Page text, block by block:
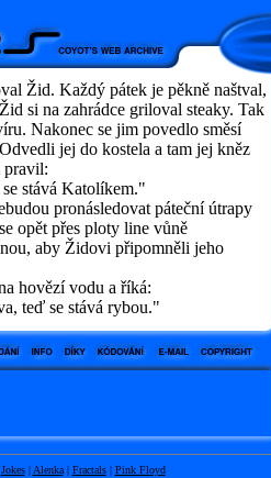
Žid. Každý pátek je pěkně naštval,
si na zahrádce griloval steaky. Tak
Nakonec se jim povedlo směsí
jej do kostela a tam jej kněz
pravil:
stává Katolíkem."
pronásledovat páteční útrapy
opět přes ploty line vůně
aby Židovi připomněli jeho
hovězí vodu a říká:
teď se stává rybou."
Jokes| Alenka| Fractals| Pink Floyd